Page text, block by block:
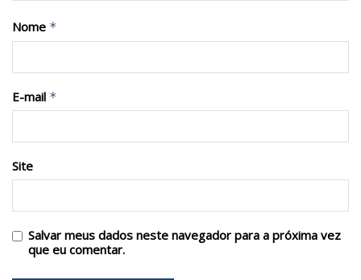
Nome *
E-mail *
Site
Salvar meus dados neste navegador para a próxima vez
que eu comentar.